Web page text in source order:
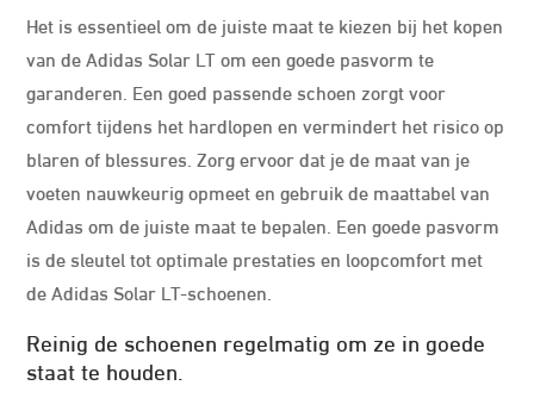
Het is essentieel om de juiste maat te kiezen bij het kopen
van de Adidas Solar LT om een goede pasvorm te
garanderen. Een goed passende schoen zorgt voor
comfort tijdens het hardlopen en vermindert het risico op
blaren of blessures. Zorg ervoor dat je de maat van je
voeten nauwkeurig opmeet en gebruik de maattabel van
Adidas om de juiste maat te bepalen. Een goede pasvorm
is de sleutel tot optimale prestaties en loopcomfort met
de Adidas Solar LT-schoenen.
Reinig de schoenen regelmatig om ze in goede
staat te houden.